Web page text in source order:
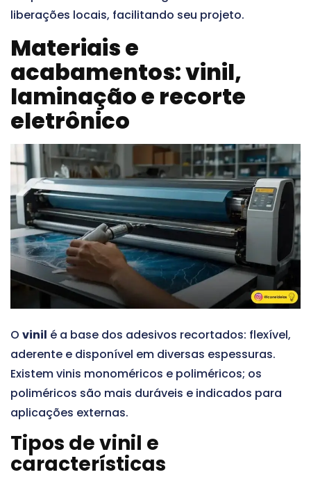
liberações locais, facilitando seu projeto.
Materiais e
acabamentos: vinil,
laminação e recorte
eletrônico
O vinil é a base dos adesivos recortados: flexível,
aderente e disponível em diversas espessuras.
Existem vinis monoméricos e poliméricos; os
poliméricos são mais duráveis e indicados para
aplicações externas.
Tipos de vinil e
características